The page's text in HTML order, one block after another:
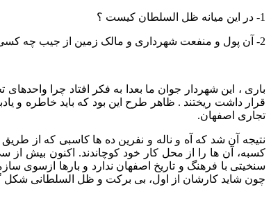
1- در این میانه ظل السلطان کیست ؟
2- آن پول و منفعت شهرداری و مالک زمین از جیب چه کسی درآمده است؟ با دو یا چند برابر شدن قیمت زمین، فرصت خانه دار شدن برای زوج های جوان تا چه میزان به فاصله دوری پرتاب شده است ؟
باری ، این شهردار جوان ما بعدا به فکر افتاد چرا
قرار داشت ریختند . ظاهر طرح این بود که باید خاطره و
تجاری اصفهان.
نتیجه آن شد که آه و ناله و نفرین ده ها کاسبی که از
کسبه، آن ها را از محل کار خود کوچاندند. اکنون بیش
سنخیتی با فرهنگ و تاریخ اصفهان ندارد و بارها ازسوی
چون شاید کارشان از اول، بی برکت و ظل السلطانی شکل